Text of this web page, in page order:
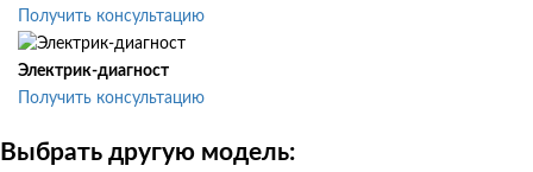
Получить консультацию
Электрик-диагност
Получить консультацию
Выбрать другую модель: